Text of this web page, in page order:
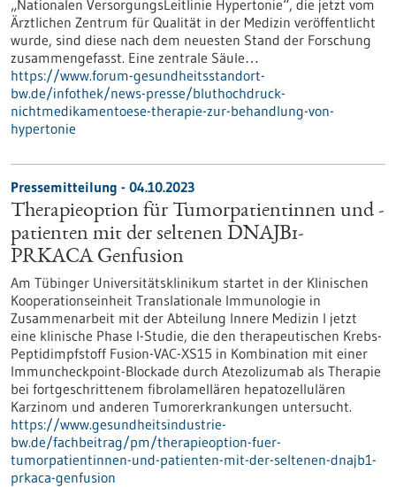
„Nationalen VersorgungsLeitlinie Hypertonie“, die jetzt vom
Ärztlichen Zentrum für Qualität in der Medizin veröffentlicht
wurde, sind diese nach dem neuesten Stand der Forschung
zusammengefasst. Eine zentrale Säule…
https://www.forum-gesundheitsstandort-
bw.de/infothek/news-presse/bluthochdruck-
nichtmedikamentoese-therapie-zur-behandlung-von-
hypertonie
Pressemitteilung - 04.10.2023
Therapieoption für Tumorpatientinnen und -
patienten mit der seltenen DNAJB1-
PRKACA Genfusion
Am Tübinger Universitätsklinikum startet in der Klinischen
Kooperationseinheit Translationale Immunologie in
Zusammenarbeit mit der Abteilung Innere Medizin I jetzt
eine klinische Phase I-Studie, die den therapeutischen Krebs-
Peptidimpfstoff Fusion-VAC-XS15 in Kombination mit einer
Immuncheckpoint-Blockade durch Atezolizumab als Therapie
bei fortgeschrittenem fibrolamellären hepatozellulären
Karzinom und anderen Tumorerkrankungen untersucht.
https://www.gesundheitsindustrie-
bw.de/fachbeitrag/pm/therapieoption-fuer-
tumorpatientinnen-und-patienten-mit-der-seltenen-dnajb1-
prkaca-genfusion